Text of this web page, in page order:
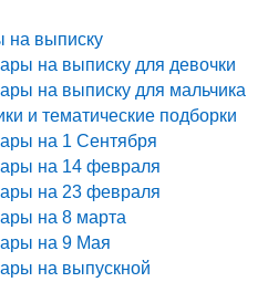
выписку
на выписку для девочки
на выписку для мальчика
и тематические подборки
на 1 Сентября
на 14 февраля
на 23 февраля
на 8 марта
на 9 Мая
на выпускной